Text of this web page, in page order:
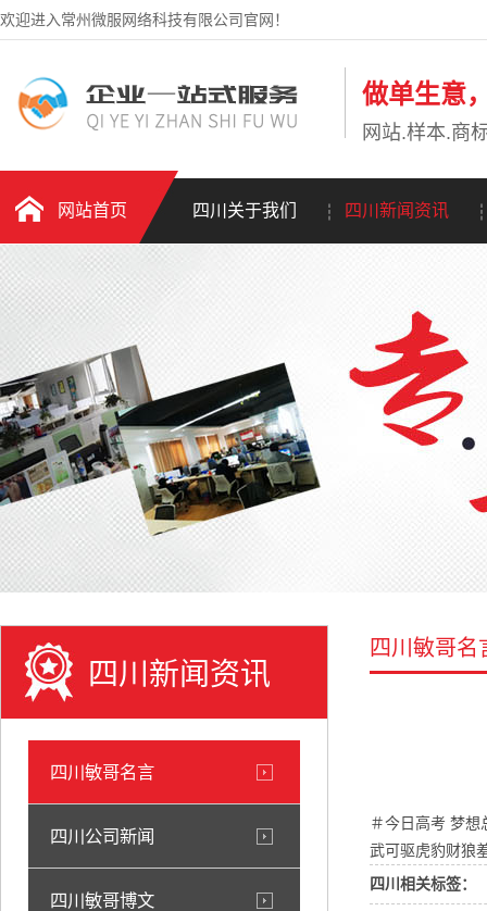
欢迎进入常州微服网络科技有限公司官网！
做单生意
网站.样本.商
网站首页 四川关于我们 四川新闻资讯
四川新闻资讯
四川敏哥名言
四川公司新闻
四川敏哥博文
四川敏哥名
＃今日高考 梦
武可驱虎豹财狼
四川相关标签：